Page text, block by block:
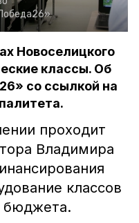
Новоселицкого
классы. Об
со ссылкой на
проходит
Владимира
классов
бюджета.